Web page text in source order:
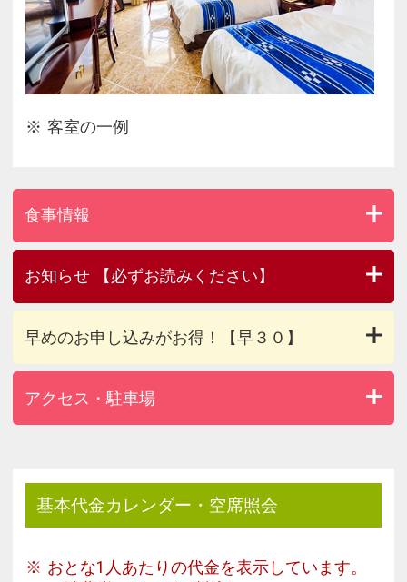
客室の一例
食事情報
お知らせ 【必ずお読みください】
早めのお申し込みがお得！【早３０】
アクセス・駐車場
基本代金カレンダー・空席照会
おとな1人あたりの代金を表示しています。